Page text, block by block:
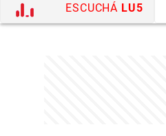
ESCUCHÁ LU5